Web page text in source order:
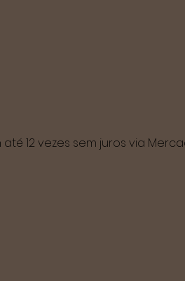
12 vezes sem juros via